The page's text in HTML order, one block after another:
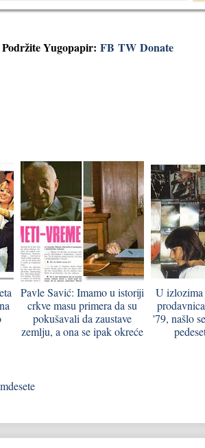
Podržite Yugopapir: FB TW Donate
Pavle Savić: Imamo u istoriji
crkve masu primera da su
pokušavali da zaustave
zemlju, a ona se ipak okreće
U izlozima
'79, našlo